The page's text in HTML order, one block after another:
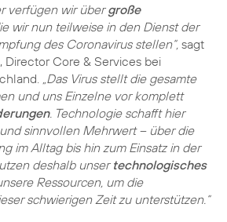
verfügen wir übergroße
wir nun teilweise in den Dienst der
des Coronavirus stellen“, sagt
, Director Core & Services bei
„Das Virus stellt die gesamte
und uns Einzelne vor komplett
. Technologie schafft hier
sinnvollen Mehrwert – über die
im Alltag bis hin zum Einsatz in der
deshalb unser technologisches
Ressourcen, um die
schwierigen Zeit zu unterstützen.“